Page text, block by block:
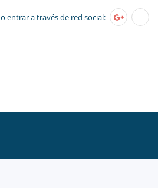
o entrar a través de red social: